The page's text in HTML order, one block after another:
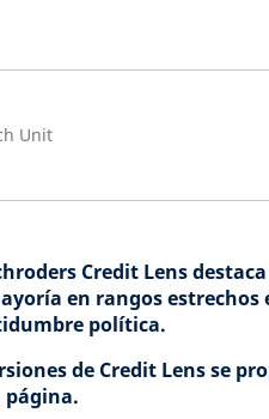
Unit
Credit Lens
en rangos estrechos
política.
de Credit Lens se
página.